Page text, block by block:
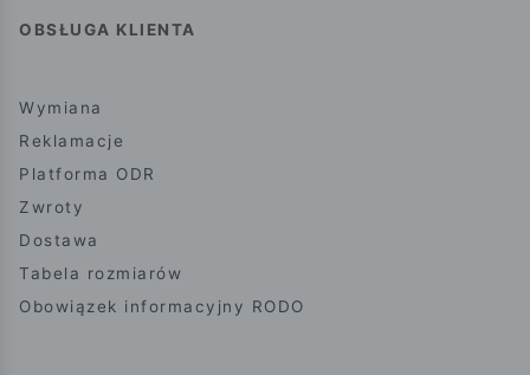
OBSŁUGA KLIENTA
Wymiana
Reklamacje
Platforma ODR
Zwroty
Dostawa
Tabela rozmiarów
Obowiązek informacyjny RODO